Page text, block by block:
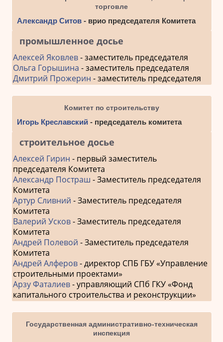
торговле
Александр Ситов- врио председателя Комитета
промышленное досье
Алексей Яковлев- заместитель председателя
Ольга Горышина - заместитель председателя
Дмитрий Прожерин - заместитель председателя
Комитет по строительству
Игорь Креславский - председатель комитета
строительное досье
Алексей Гирин - первый заместитель
председателя Комитета
Александр Постраш - Заместитель председателя
Комитета
Артур Сливний - Заместитель председателя
Комитета
Валерий Усков- Заместитель председателя
Комитета
Андрей Полевой - Заместитель председателя
Комитета
Андрей Алферов- директор СПБ ГБУ «Управление
строительными проектами»
Арзу Фаталиев- управляющий СПб ГКУ «Фонд
капитального строительства и реконструкции»
Государственная административно-техническая
инспекция